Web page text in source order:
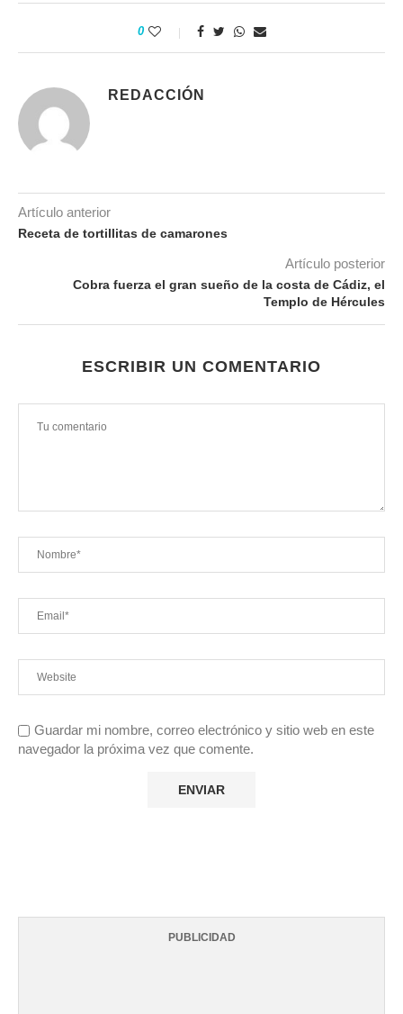
0
REDACCIÓN
Artículo anterior
Receta de tortillitas de camarones
Artículo posterior
Cobra fuerza el gran sueño de la costa de Cádiz, el
Templo de Hércules
ESCRIBIR UN COMENTARIO
Guardar mi nombre, correo electrónico y sitio web en este
navegador la próxima vez que comente.
PUBLICIDAD